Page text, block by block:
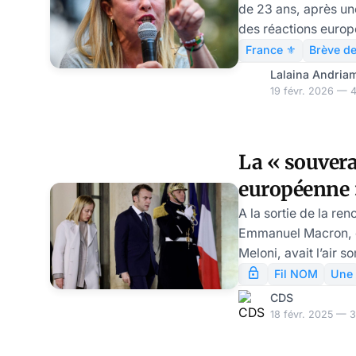
l'Europe"
de 23 ans, après
des réactions
gouvernement
une « blessure
un climat de haine
italien, Giorgia
après le décès du
un climat de haine
France ⚜️
Brève
Lalaina
19 févr. 2026 —
La «
européenne
Macron est
Ukraine
A la sortie de la
Emmanuel
Meloni, avait l’air
kilomètres de mots
Macron nous a
européenne »:
Fil NOM
Une
CDS
18 févr. 2025 —